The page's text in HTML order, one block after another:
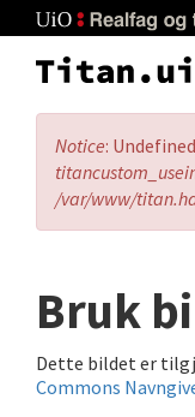
to
main
Error
message
Notice:
/var/www/
Bruk
Dette bildet er
Commons